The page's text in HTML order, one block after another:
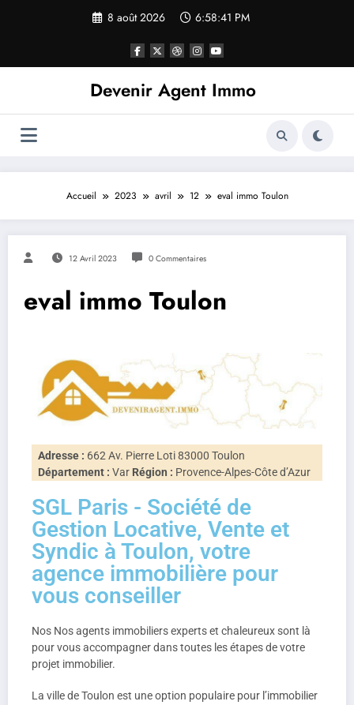
8 août 2026 6:58:41 PM
Devenir Agent Immo
Accueil 2023 avril 12 eval immo Toulon
12 Avril 2023 0 Commentaires
eval immo Toulon
Adresse : 662 Av. Pierre Loti 83000 Toulon
Département : Var Région : Provence-Alpes-Côte d’Azur
SGL Paris - Société de
Gestion Locative, Vente et
Syndic à Toulon, votre
agence immobilière pour
vous conseiller
Nos Nos agents immobiliers experts et chaleureux sont là
pour vous accompagner dans toutes les étapes de votre
projet immobilier.
La ville de Toulon est une option populaire pour l’immobilier